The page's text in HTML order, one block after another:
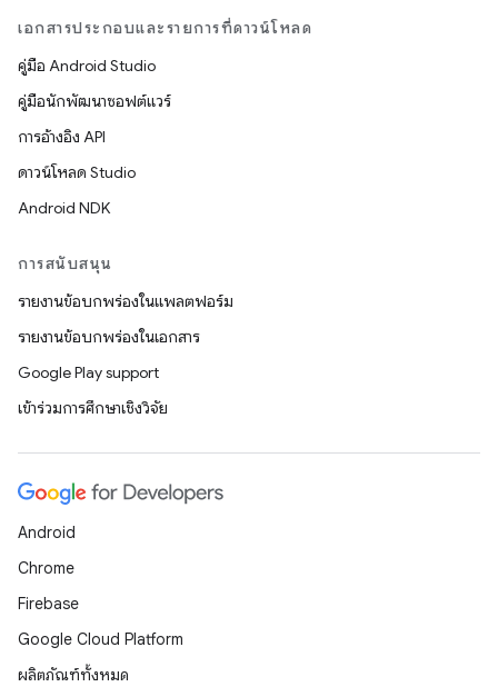
เอกสารประกอบและรายการที่ดาวน์โหลด
คู่มือ Android Studio
คู่มือนักพัฒนาซอฟต์แวร์
การอ้างอิง API
ดาวน์โหลด Studio
Android NDK
การสนับสนุน
รายงานข้อบกพร่องในแพลตฟอร์ม
รายงานข้อบกพร่องในเอกสาร
Google Play support
เข้าร่วมการศึกษาเชิงวิจัย
Android
Chrome
Firebase
Google Cloud Platform
ผลิตภัณฑ์ทั้งหมด